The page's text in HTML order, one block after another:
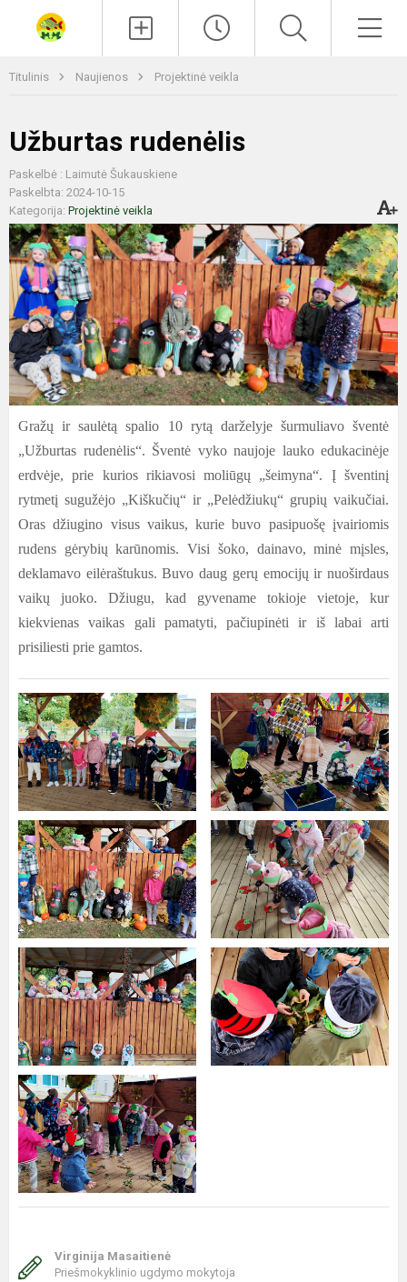
Titulinis Naujienos Projektinė veikla
Užburtas rudenėlis
Paskelbė : Laimutė Šukauskiene
Paskelbta: 2024-10-15
Kategorija: Projektinė veikla
Gražų ir saulėtą spalio 10 rytą darželyje šurmuliavo šventė
„Užburtas rudenėlis“. Šventė vyko naujoje lauko edukacinėje
erdvėje, prie kurios rikiavosi moliūgų „šeimyna“. Į šventinį
rytmetį sugužėjo „Kiškučių“ ir „Pelėdžiukų“ grupių vaikučiai.
Oras džiugino visus vaikus, kurie buvo pasipuošę įvairiomis
rudens gėrybių karūnomis. Visi šoko, dainavo, minė mįsles,
deklamavo eilėraštukus. Buvo daug gerų emocijų ir nuoširdaus
vaikų juoko. Džiugu, kad gyvename tokioje vietoje, kur
kiekvienas vaikas gali pamatyti, pačiupinėti ir iš labai arti
prisiliesti prie gamtos.
Virginija Masaitienė
Priešmokyklinio ugdymo mokytoja